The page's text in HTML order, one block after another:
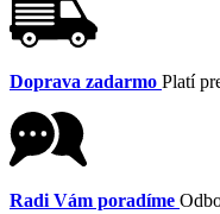
Doprava zadarmo Platí
Radi Vám poradíme